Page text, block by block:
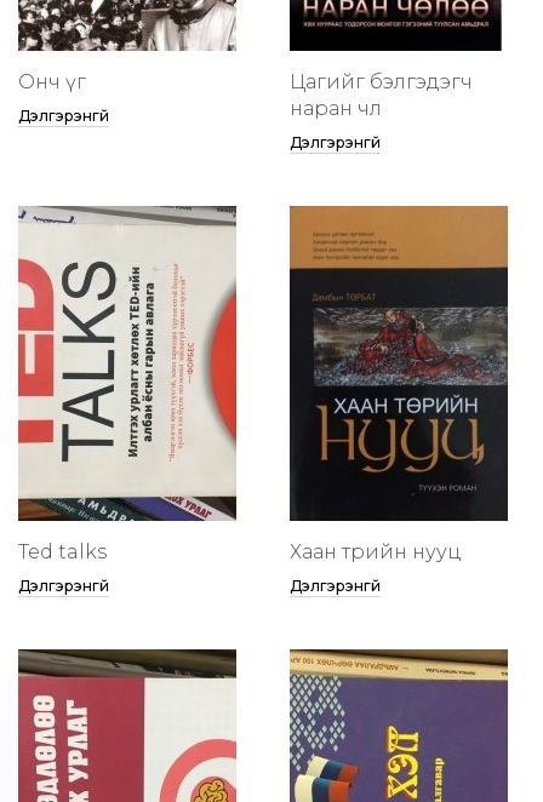
Онч үг
Дэлгэрэнгүй
Цагийг бэлгэдэгч
наран чөлөө
Дэлгэрэнгүй
Ted talks
Дэлгэрэнгүй
Хаан төрийн нууц
Дэлгэрэнгүй